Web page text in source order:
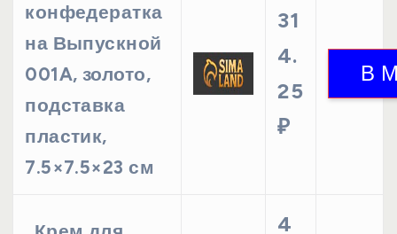
конфедератка
на Выпускной
001A, золото,
подставка
пластик,
7.5×7.5×23 см
31
4.
25
₽
4